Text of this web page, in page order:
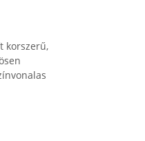
korszerű,